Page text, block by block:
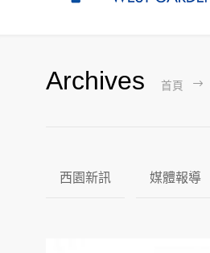
Archives 首頁
西園新訊 媒體報導